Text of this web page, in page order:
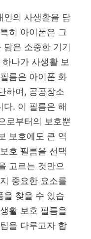
인의 사생활을 담
히 아이폰은 그
은 소중한 기기
나가 사생활 보
름은 아이폰 화
하여, 공공장소
다. 이 필름은 해
로부터의 보호뿐
보호에도 큰 역
호 필름을 선택
고르는 것만으
중요한 요소를
을 찾을 수 있습
활 보호 필름을
을 다루고자 합